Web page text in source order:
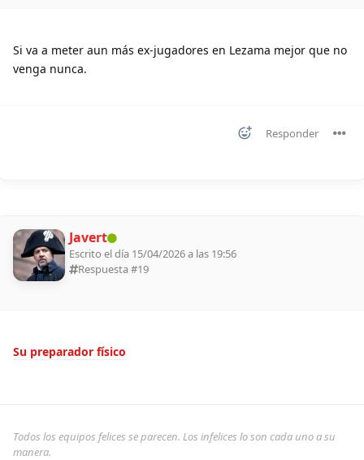
Si va a meter aun más ex-jugadores en Lezama mejor que no
venga nunca.
Responder
Javert
Escrito el día 15/04/2026 a las 19:56
Respuesta #19
Su preparador físico
Todos los equipos felices se parecen. Los infelices lo son cada uno a su
manera.